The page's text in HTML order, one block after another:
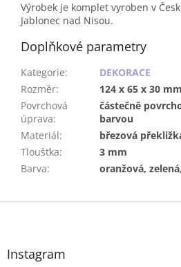
Výrobek je komplet vyroben v
Jablonec nad Nisou.
Doplňkové parametry
Kategorie:
DEKORACE
Rozměr:
124 x 65 x 30 mm
Povrchová
úprava:
částečně
barvou
Materiál:
březová
Tloušťka:
3 mm
Barva: oranžová,
Z
Instagram